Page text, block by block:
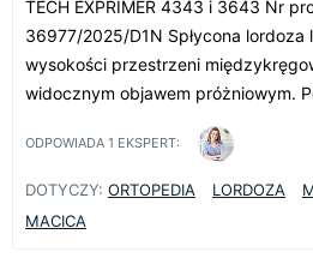
TECH EXPRIMER 4343 i 3643 Nr
36977/2025/D1N Spłycona lordoza
wysokości przestrzeni
widocznym objawem próżniowym.
ODPOWIADA 1 EKSPERT:
DOTYCZY: ORTOPEDIA LORDOZA
MACICA